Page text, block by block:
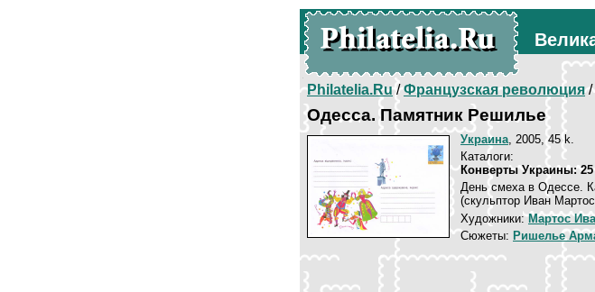
Philatelia.Ru/Французская революция/
Одесса. Памятник Решилье
Украина, 2005, 45 k.
Каталоги:
Конверты Украины: 25
День смеха в Одессе.
(скульптор Иван
Художники:Мартос
Сюжеты: Ришелье